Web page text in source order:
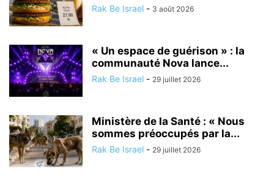
Rak Be Israel - 3 août 2026
« Un espace de guérison » : la
communauté Nova lance...
Rak Be Israel - 29 juillet 2026
Ministère de la Santé : « Nous
sommes préoccupés par la...
Rak Be Israel - 29 juillet 2026